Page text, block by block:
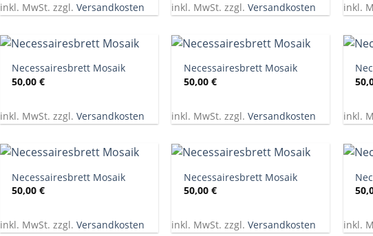
inkl. MwSt. zzgl. Versandkosten inkl. MwSt. zzgl.Versandkosten inkl.
+
Necessairesbrett Mosaik
50,00€
inkl. MwSt. zzgl. Versandkosten
+
Necessairesbrett Mosaik
50,00 €
inkl. MwSt. zzgl.Versandkosten
+
inkl.
+
Necessairesbrett Mosaik
50,00€
inkl. MwSt. zzgl. Versandkosten
+
Necessairesbrett Mosaik
50,00 €
inkl. MwSt. zzgl.Versandkosten
+
inkl.